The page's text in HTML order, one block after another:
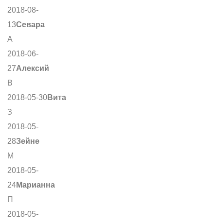
2018-08-
13Севара
А
2018-06-
27Алексий
В
2018-05-30Вита
З
2018-05-
28Зейне
М
2018-05-
24Марианна
П
2018-05-